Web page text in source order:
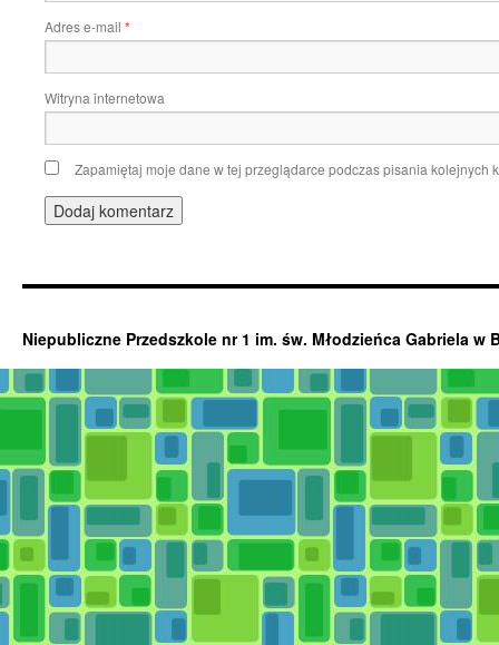
Adres e-mail *
Witryna internetowa
Zapamiętaj moje dane w tej przeglądarce podczas pisania kolejnych
Niepubliczne Przedszkole nr 1 im. św. Młodzieńca Gabriela w